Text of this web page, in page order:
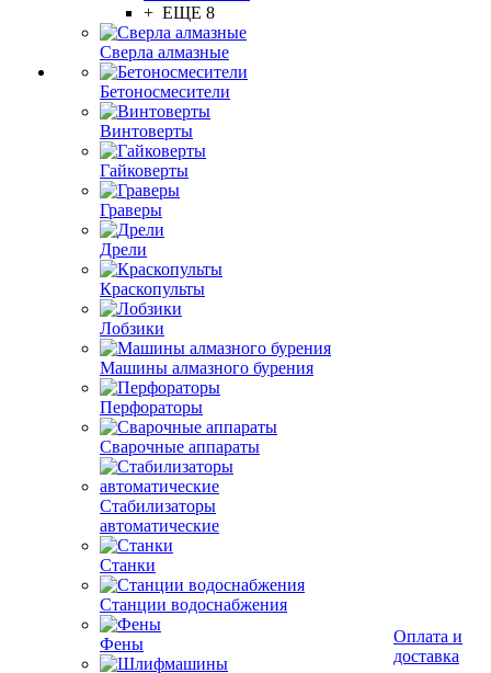
+ ЕЩЕ 8
Сверла алмазные
Бетоносмесители
Винтоверты
Гайковерты
Граверы
Дрели
Краскопульты
Лобзики
Машины алмазного бурения
Перфораторы
Сварочные аппараты
Стабилизаторы
автоматические
Станки
Станции водоснабжения
Фены
Оплата и
доставка